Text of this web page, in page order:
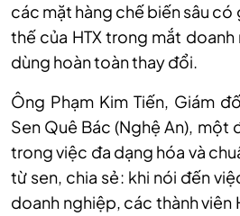
các mặt hàng chế biến sâu có
thế của HTX trong mắt
dùng hoàn toàn thay đổi.
Ông Phạm Kim Tiến, Giám
Sen Quê Bác (Nghệ An), một
trong việc đa dạng hóa và
từ sen, chia sẻ: khi nói đến
doanh nghiệp, các thành viên